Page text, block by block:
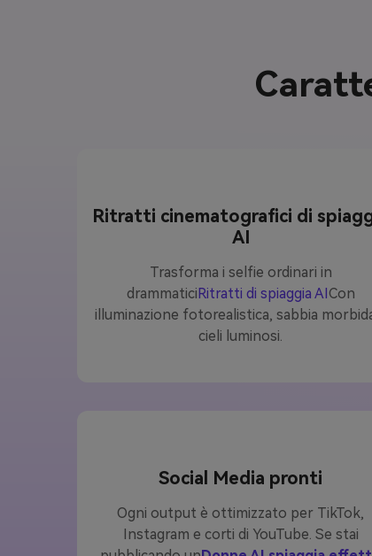
Ritratti cinematografici di
AI
Trasforma i selfie ordinari in
drammaticiRitratti di spiaggia AICon
illuminazione fotorealistica, sabbia
cieli luminosi.
Social Media pronti
Ogni output è ottimizzato per TikTok,
Instagram e corti di YouTube. Se stai